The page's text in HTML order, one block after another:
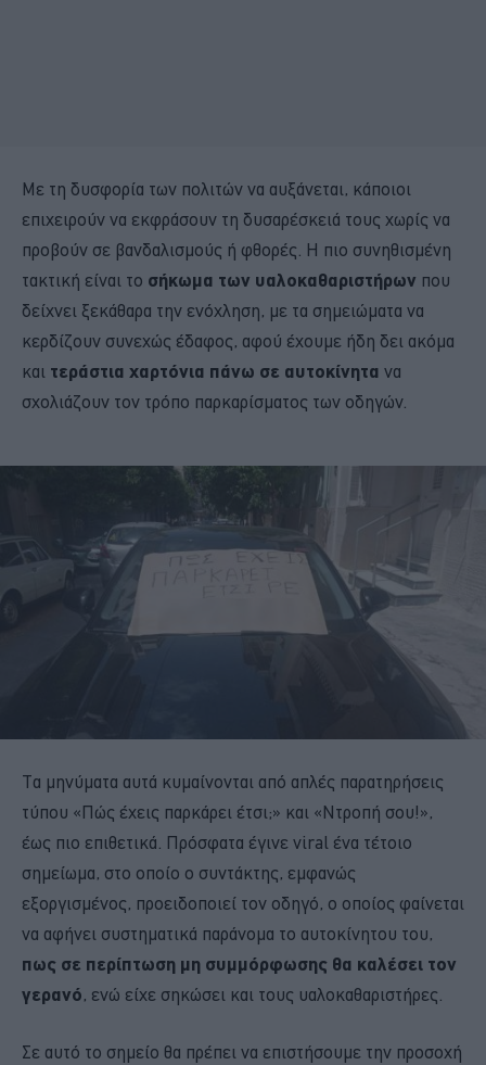
Με τη δυσφορία των πολιτών να αυξάνεται, κάποιοι
επιχειρούν να εκφράσουν τη δυσαρέσκειά τους χωρίς να
προβούν σε βανδαλισμούς ή φθορές. Η πιο συνηθισμένη
τακτική είναι το σήκωμα των υαλοκαθαριστήρων που
δείχνει ξεκάθαρα την ενόχληση, με τα σημειώματα να
κερδίζουν συνεχώς έδαφος, αφού έχουμε ήδη δει ακόμα
και τεράστια χαρτόνια πάνω σε αυτοκίνητα να
σχολιάζουν τον τρόπο παρκαρίσματος των οδηγών.
Τα μηνύματα αυτά κυμαίνονται από απλές παρατηρήσεις
τύπου «Πώς έχεις παρκάρει έτσι;» και «Ντροπή σου!»,
έως πιο επιθετικά. Πρόσφατα έγινε viral ένα τέτοιο
σημείωμα, στο οποίο ο συντάκτης, εμφανώς
εξοργισμένος, προειδοποιεί τον οδηγό, ο οποίος φαίνεται
να αφήνει συστηματικά παράνομα το αυτοκίνητου του,
πως σε περίπτωση μη συμμόρφωσης θα καλέσει τον
γερανό, ενώ είχε σηκώσει και τους υαλοκαθαριστήρες.
Σε αυτό το σημείο θα πρέπει να επιστήσουμε την προσοχή